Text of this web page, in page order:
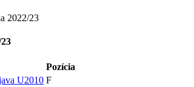
2022/23
Pozícia
U2010 F